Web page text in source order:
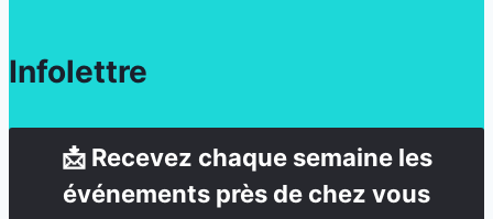
Infolettre
📩 Recevez chaque semaine les
événements près de chez vous